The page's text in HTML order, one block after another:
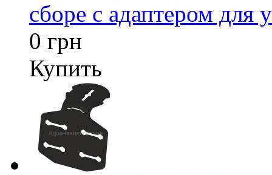
сборе с адаптером для
0 грн
Купить